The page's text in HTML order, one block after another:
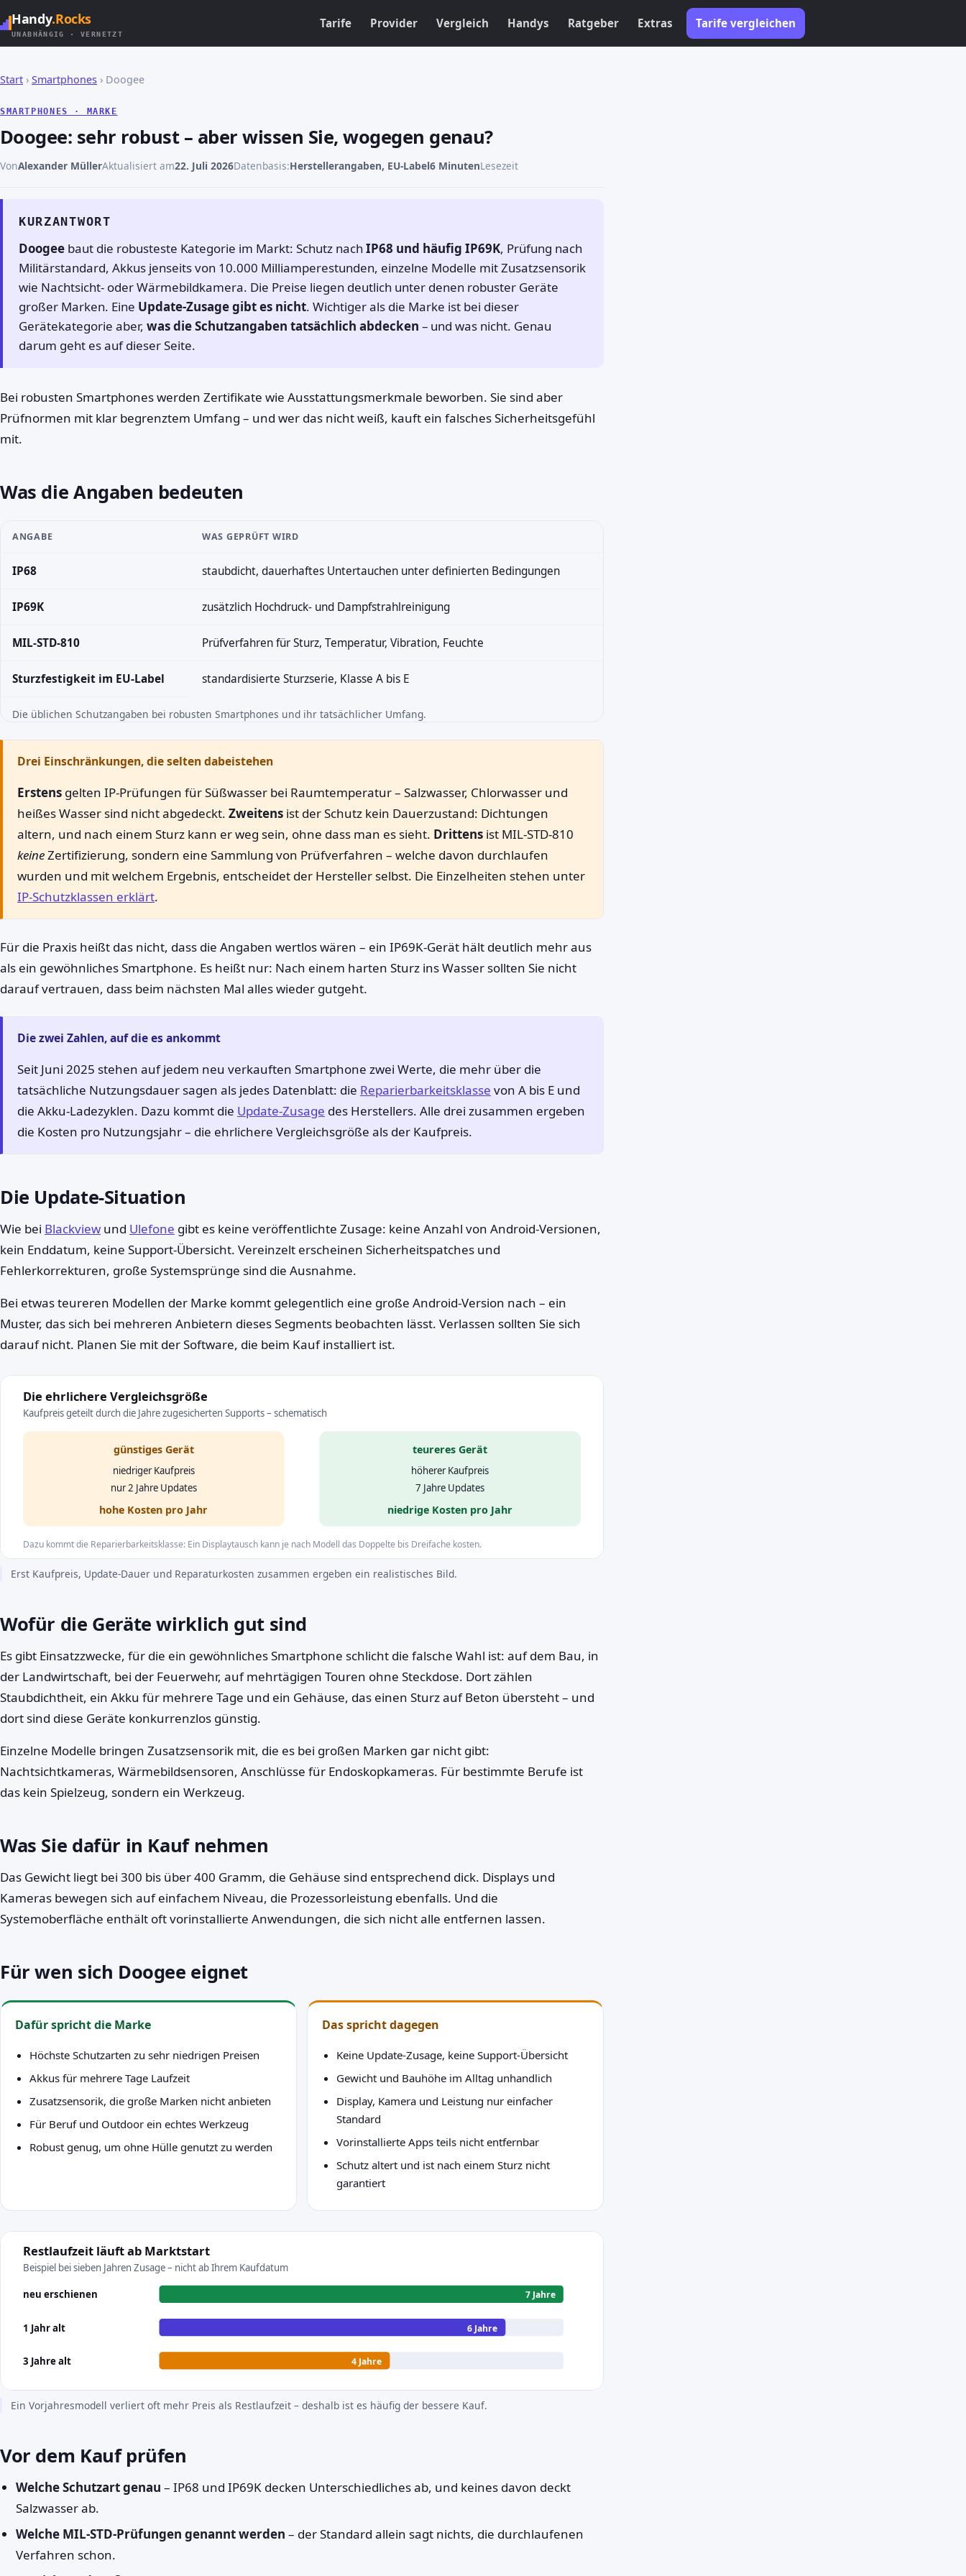
Handy.Rocks
UNABHÄNGIG · VERNETZT
Tarife Provider Vergleich Handys Ratgeber Extras Tarife vergleichen
Start › Smartphones › Doogee
SMARTPHONES · MARKE
Doogee: sehr robust – aber wissen Sie, wogegen genau?
VonAlexander MüllerAktualisiert am22. Juli 2026Datenbasis:Herstellerangaben, EU-Label6 MinutenLesezeit
KURZANTWORT
Doogee baut die robusteste Kategorie im Markt: Schutz nach IP68 und häufig IP69K, Prüfung nach
Militärstandard, Akkus jenseits von 10.000 Milliamperestunden, einzelne Modelle mit Zusatzsensorik
wie Nachtsicht- oder Wärmebildkamera. Die Preise liegen deutlich unter denen robuster Geräte
großer Marken. Eine Update-Zusage gibt es nicht. Wichtiger als die Marke ist bei dieser
Gerätekategorie aber, was die Schutzangaben tatsächlich abdecken – und was nicht. Genau
darum geht es auf dieser Seite.
Bei robusten Smartphones werden Zertifikate wie Ausstattungsmerkmale beworben. Sie sind aber
Prüfnormen mit klar begrenztem Umfang – und wer das nicht weiß, kauft ein falsches Sicherheitsgefühl
mit.
Was die Angaben bedeuten
Die üblichen Schutzangaben bei robusten Smartphones und ihr tatsächlicher Umfang.
ANGABE WAS GEPRÜFT WIRD
IP68 staubdicht, dauerhaftes Untertauchen unter definierten Bedingungen
IP69K zusätzlich Hochdruck- und Dampfstrahlreinigung
MIL-STD-810 Prüfverfahren für Sturz, Temperatur, Vibration, Feuchte
Sturzfestigkeit im EU-Label standardisierte Sturzserie, Klasse A bis E
Drei Einschränkungen, die selten dabeistehen
Erstens gelten IP-Prüfungen für Süßwasser bei Raumtemperatur – Salzwasser, Chlorwasser und
heißes Wasser sind nicht abgedeckt. Zweitens ist der Schutz kein Dauerzustand: Dichtungen
altern, und nach einem Sturz kann er weg sein, ohne dass man es sieht. Drittens ist MIL-STD-810
keineZertifizierung, sondern eine Sammlung von Prüfverfahren – welche davon durchlaufen
wurden und mit welchem Ergebnis, entscheidet der Hersteller selbst. Die Einzelheiten stehen unter
IP-Schutzklassen erklärt.
Für die Praxis heißt das nicht, dass die Angaben wertlos wären – ein IP69K-Gerät hält deutlich mehr aus
als ein gewöhnliches Smartphone. Es heißt nur: Nach einem harten Sturz ins Wasser sollten Sie nicht
darauf vertrauen, dass beim nächsten Mal alles wieder gutgeht.
Die zwei Zahlen, auf die es ankommt
Seit Juni 2025 stehen auf jedem neu verkauften Smartphone zwei Werte, die mehr über die
tatsächliche Nutzungsdauer sagen als jedes Datenblatt: die Reparierbarkeitsklasse von A bis E und
die Akku-Ladezyklen. Dazu kommt die Update-Zusage des Herstellers. Alle drei zusammen ergeben
die Kosten pro Nutzungsjahr – die ehrlichere Vergleichsgröße als der Kaufpreis.
Die Update-Situation
Wie bei Blackview und Ulefone gibt es keine veröffentlichte Zusage: keine Anzahl von Android-Versionen,
kein Enddatum, keine Support-Übersicht. Vereinzelt erscheinen Sicherheitspatches und
Fehlerkorrekturen, große Systemsprünge sind die Ausnahme.
Bei etwas teureren Modellen der Marke kommt gelegentlich eine große Android-Version nach – ein
Muster, das sich bei mehreren Anbietern dieses Segments beobachten lässt. Verlassen sollten Sie sich
darauf nicht. Planen Sie mit der Software, die beim Kauf installiert ist.
Die ehrlichere Vergleichsgröße
Kaufpreis geteilt durch die Jahre zugesicherten Supports – schematisch
günstiges Gerät
niedriger Kaufpreis
nur 2 Jahre Updates
hohe Kosten pro Jahr
teureres Gerät
höherer Kaufpreis
7 Jahre Updates
niedrige Kosten pro Jahr
Dazu kommt die Reparierbarkeitsklasse: Ein Displaytausch kann je nach Modell das Doppelte bis Dreifache kosten.
Erst Kaufpreis, Update-Dauer und Reparaturkosten zusammen ergeben ein realistisches Bild.
Wofür die Geräte wirklich gut sind
Es gibt Einsatzzwecke, für die ein gewöhnliches Smartphone schlicht die falsche Wahl ist: auf dem Bau, in
der Landwirtschaft, bei der Feuerwehr, auf mehrtägigen Touren ohne Steckdose. Dort zählen
Staubdichtheit, ein Akku für mehrere Tage und ein Gehäuse, das einen Sturz auf Beton übersteht – und
dort sind diese Geräte konkurrenzlos günstig.
Einzelne Modelle bringen Zusatzsensorik mit, die es bei großen Marken gar nicht gibt:
Nachtsichtkameras, Wärmebildsensoren, Anschlüsse für Endoskopkameras. Für bestimmte Berufe ist
das kein Spielzeug, sondern ein Werkzeug.
Was Sie dafür in Kauf nehmen
Das Gewicht liegt bei 300 bis über 400 Gramm, die Gehäuse sind entsprechend dick. Displays und
Kameras bewegen sich auf einfachem Niveau, die Prozessorleistung ebenfalls. Und die
Systemoberfläche enthält oft vorinstallierte Anwendungen, die sich nicht alle entfernen lassen.
Für wen sich Doogee eignet
Dafür spricht die Marke
Höchste Schutzarten zu sehr niedrigen Preisen
Akkus für mehrere Tage Laufzeit
Zusatzsensorik, die große Marken nicht anbieten
Für Beruf und Outdoor ein echtes Werkzeug
Robust genug, um ohne Hülle genutzt zu werden
Das spricht dagegen
Keine Update-Zusage, keine Support-Übersicht
Gewicht und Bauhöhe im Alltag unhandlich
Display, Kamera und Leistung nur einfacher
Standard
Vorinstallierte Apps teils nicht entfernbar
Schutz altert und ist nach einem Sturz nicht
garantiert
Restlaufzeit läuft ab Marktstart
Beispiel bei sieben Jahren Zusage – nicht ab Ihrem Kaufdatum
neu erschienen 7 Jahre
1 Jahr alt 6 Jahre
3 Jahre alt 4 Jahre
Ein Vorjahresmodell verliert oft mehr Preis als Restlaufzeit – deshalb ist es häufig der bessere Kauf.
Vor dem Kauf prüfen
Welche Schutzart genau – IP68 und IP69K decken Unterschiedliches ab, und keines davon deckt
Salzwasser ab.
Welche MIL-STD-Prüfungen genannt werden – der Standard allein sagt nichts, die durchlaufenen
Verfahren schon.